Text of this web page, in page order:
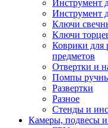
Инструмент
Инструмент
Ключи
Ключи
Коврики для
предметов
Отвертки и
Помпы
Развертки
Разное
Стенды и
Камеры, подвесы